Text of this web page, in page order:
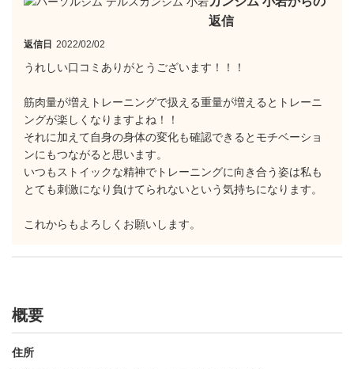
返信
返信日 2022/02/02
うれしい口コミありがとうございます！！！
筋肉量が増えトレーニングで扱える重量が増えるとトレーニ
ングが楽しくなりますよね！！
それに加えて自身の身体の変化も確認できるとモチベーショ
ンにもつながると思います。
いつもストイックな精神でトレーニングに向き合う姿は私も
とても刺激になり負けてられないという気持ちになります。
これからもよろしくお願いします。
概要
住所